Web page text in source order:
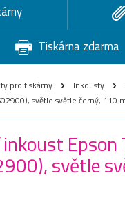
Tiskárna zdarma
pro tiskárny Inkousty
světle světle černý, 110
světle